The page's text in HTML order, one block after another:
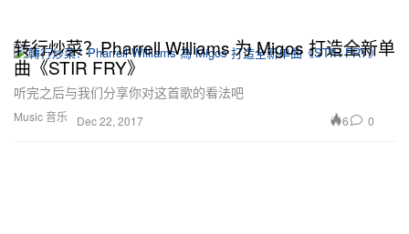
Music 音乐
转行炒菜？Pharrell Williams 为 Migos 打造全新单
曲《STIR FRY》
听完之后与我们分享你对这首歌的看法吧
Dec 22, 2017 6 0